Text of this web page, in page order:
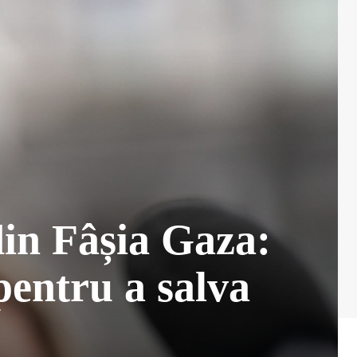
Fâșia Gaza:
a salva